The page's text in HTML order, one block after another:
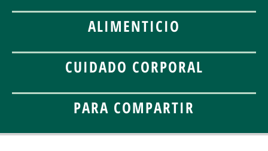
ALIMENTICIO
CUIDADO CORPORAL
PARA COMPARTIR